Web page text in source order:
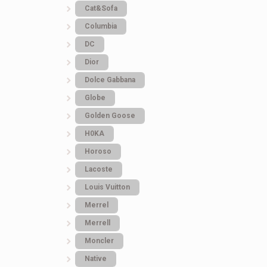
Cat&Sofa
Columbia
DC
Dior
Dolce Gabbana
Globe
Golden Goose
H0KA
Horoso
Lacoste
Louis Vuitton
Merrel
Merrell
Moncler
Native